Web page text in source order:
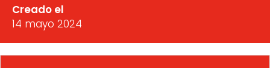
Creado el
14 mayo 2024